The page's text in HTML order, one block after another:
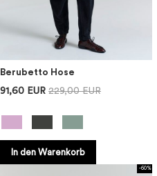
Berubetto Hose
91,60 EUR 229,00 EUR
In den Warenkorb
-60%